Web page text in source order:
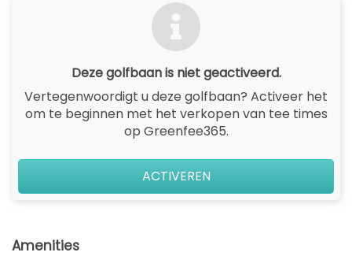
Deze golfbaan is niet geactiveerd.
Vertegenwoordigt u deze golfbaan? Activeer het
om te beginnen met het verkopen van tee times
op Greenfee365.
ACTIVEREN
Amenities